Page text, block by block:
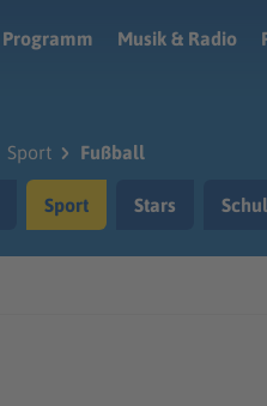
Programm
Musik & Radio
Sport Fußball
Sport Stars